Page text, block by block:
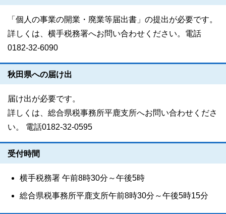
「個人の事業の開業・廃業等届出書」の提出が必要です。
詳しくは、横手税務署へお問い合わせください。電話
0182-32-6090
秋田県への届け出
届け出が必要です。
詳しくは、総合県税事務所平鹿支所へお問い合わせくださ
い。 電話0182-32-0595
受付時間
横手税務署 午前8時30分～午後5時
総合県税事務所平鹿支所午前8時30分～午後5時15分